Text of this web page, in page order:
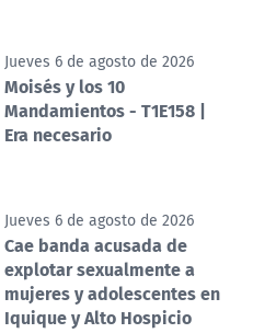
Jueves 6 de agosto de 2026
Moisés y los 10
Mandamientos - T1E158 |
Era necesario
Jueves 6 de agosto de 2026
Cae banda acusada de
explotar sexualmente a
mujeres y adolescentes en
Iquique y Alto Hospicio